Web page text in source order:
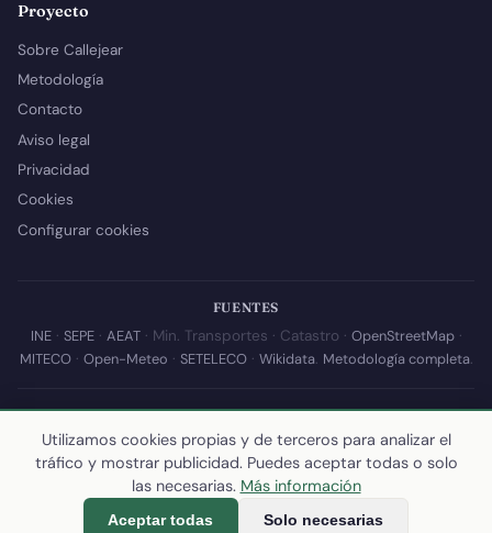
Proyecto
Sobre Callejear
Metodología
Contacto
Aviso legal
Privacidad
Cookies
Configurar cookies
FUENTES
INE· SEPE· AEAT· Min. Transportes · Catastro · OpenStreetMap·
MITECO· Open-Meteo · SETELECO· Wikidata. Metodología completa.
© 2026 Callejear.com — Directorio municipal de España con datos
abiertos. Desarrollado y mantenido porYoel Castaño.
Última actualización de esta página:10 de julio de 2026
calculamos los datos
Utilizamos cookies propias y de terceros para analizar el
tráfico y mostrar publicidad. Puedes aceptar todas o solo
las necesarias. Más información
Aceptar todas Solo necesarias